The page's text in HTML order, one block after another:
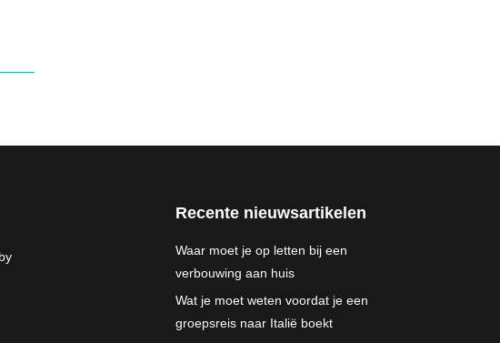
Recente nieuwsartikelen
Waar moet je op letten bij een
verbouwing aan huis
Wat je moet weten voordat je een
groepsreis naar Italië boekt